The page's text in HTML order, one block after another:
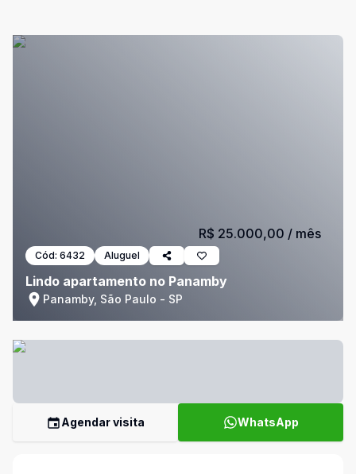
Cód: 6432 Aluguel
Lindo apartamento no Panamby
Panamby, São Paulo - SP
R$ 25.000,00 / mês
Agendar visita WhatsApp